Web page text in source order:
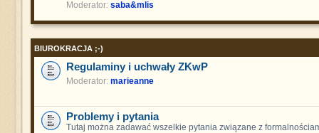
Moderator: saba&mlis
BIUROKRACJA ;-)
Regulaminy i uchwały ZKwP
Moderator: marieanne
Problemy i pytania
Tutaj można zadawać wszelkie pytania związane z